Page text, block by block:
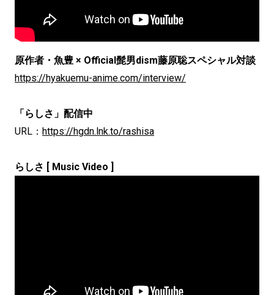
原作者・魚豊 × Official髭男dism藤原聡スペシャル対談
https://hyakuemu-anime.com/interview/
「らしさ」配信中
URL： https://hgdn.lnk.to/rashisa
らしさ [ Music Video ]